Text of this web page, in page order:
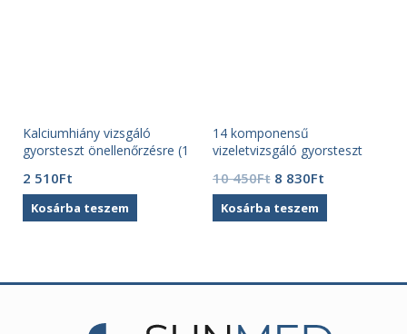
Kalciumhiány vizsgáló
gyorsteszt önellenőrzésre (1
2 510Ft
Kosárba teszem
14 komponensű
vizeletvizsgáló gyorsteszt
10 450Ft Original
price
was:
8 830FtCurrent
price
Kosárba teszem